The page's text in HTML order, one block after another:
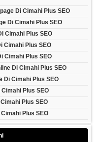
Di Cimahi Plus SEO
Di Cimahi Plus SEO
Cimahi Plus SEO
Cimahi Plus SEO
Cimahi Plus SEO
Di Cimahi Plus SEO
Di Cimahi Plus SEO
Plus SEO
Plus SEO
Plus SEO